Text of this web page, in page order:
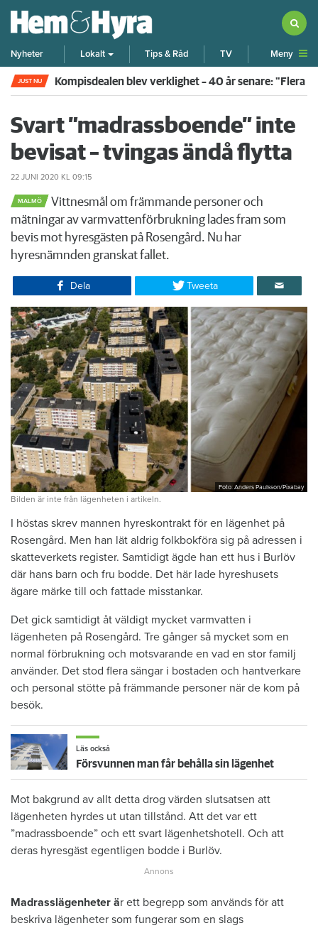
Nyheter Lokalt Tips & Råd TV Meny
JUST NU Kompisdealen blev verklighet – 40 år senare: "Flera
Svart ”madrassboende” inte
bevisat – tvingas ändå flytta
22 JUNI 2020 KL 09:15
MALMÖ
Vittnesmål om främmande personer och
mätningar av varmvattenförbrukning lades fram som
bevis mot hyresgästen på Rosengård. Nu har
hyresnämnden granskat fallet.
Dela Tweeta
Foto: Anders Paulsson/Pixabay
Bilden är inte från lägenheten i artikeln.
I höstas skrev mannen hyreskontrakt för en lägenhet på
Rosengård. Men han lät aldrig folkbokföra sig på adressen i
skatteverkets register. Samtidigt ägde han ett hus i Burlöv
där hans barn och fru bodde. Det här lade hyreshusets
ägare märke till och fattade misstankar.
Det gick samtidigt åt väldigt mycket varmvatten i
lägenheten på Rosengård. Tre gånger så mycket som en
normal förbrukning och motsvarande en vad en stor familj
använder. Det stod flera sängar i bostaden och hantverkare
och personal stötte på främmande personer när de kom på
besök.
Läs också
Försvunnen man får behålla sin lägenhet
Mot bakgrund av allt detta drog värden slutsatsen att
lägenheten hyrdes ut utan tillstånd. Att det var ett
”madrassboende” och ett svart lägenhetshotell. Och att
deras hyresgäst egentligen bodde i Burlöv.
Madrasslägenheter är ett begrepp som används för att
beskriva lägenheter som fungerar som en slags